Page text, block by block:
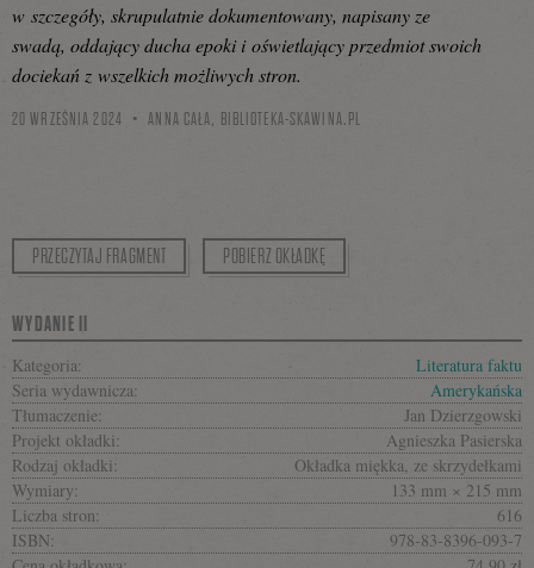
w szczegóły, skrupulatnie dokumentowany, napisany ze
swadą, oddający ducha epoki i oświetlający przedmiot swoich
dociekań z wszelkich możliwych stron.
20 WRZEŚNIA 2024 ANNA CAŁA, BIBLIOTEKA-SKAWINA.PL
PRZECZYTAJ FRAGMENT POBIERZ OKŁADKĘ
WYDANIE II
Kategoria:
Literatura faktu
Seria wydawnicza:
Amerykańska
Tłumaczenie:
Jan Dzierzgowski
Projekt okładki:
Agnieszka Pasierska
Rodzaj okładki:
Okładka miękka, ze skrzydełkami
Wymiary:
133 mm × 215 mm
Liczba stron:
616
ISBN:
978-83-8396-093-7